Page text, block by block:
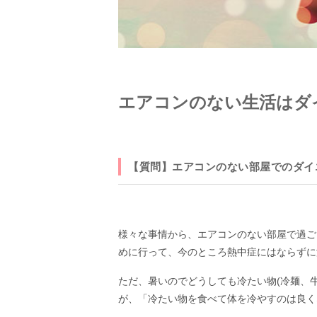
エアコンのない生活は
【質問】エアコンのない部屋でのダ
様々な事情から、エアコンのない部屋で過
めに行って、今のところ熱中症にはならず
ただ、暑いのでどうしても冷たい物(冷麺、
が、「冷たい物を食べて体を冷やすのは良